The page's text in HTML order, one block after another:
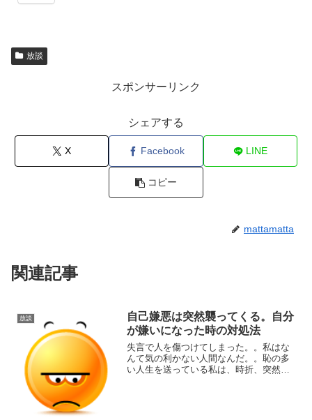
放談
スポンサーリンク
シェアする
X Facebook LINE
コピー
mattamatta
関連記事
放談
自己嫌悪は突然襲ってくる。自分
が嫌いになった時の対処法
失言で人を傷つけてしまった。。私はな
んて気の利かない人間なんだ。。恥の多
い人生を送っている私は、時折、突然